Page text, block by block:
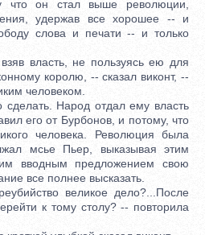
что он стал выше революции,
удержав все хорошее -- и
слова и печати -- и только
власть, не пользуясь ею для
королю, -- сказал виконт, --
человеком.
Народ отдал ему власть
его от Бурбонов, и потому, что
человека. Революция была
мсье Пьер, выказывая этим
вводным предложением свою
все полнее высказать.
великое дело?...После
к тому столу? -- повторила